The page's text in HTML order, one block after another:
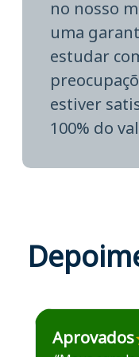
no nosso
uma
estudar
estiver
100% do
Estudante José
Aprovados